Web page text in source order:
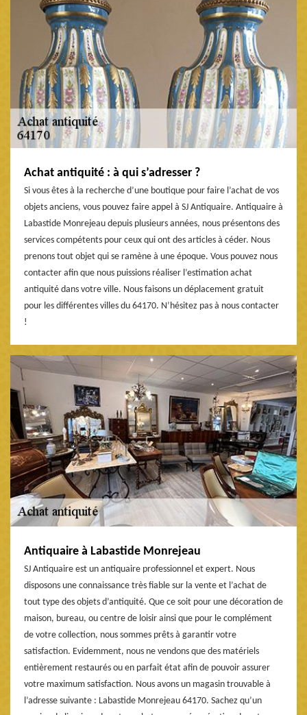
Achat antiquité : à qui s’adresser ?
Si vous êtes à la recherche d’une boutique pour faire l’achat de vos
objets anciens, vous pouvez faire appel à SJ Antiquaire. Antiquaire à
Labastide Monrejeau depuis plusieurs années, nous présentons des
services compétents pour ceux qui ont des articles à céder. Nous
prenons tout objet qui se ramène à une époque. Vous pouvez nous
contacter afin que nous puissions réaliser l’estimation achat
antiquité dans votre ville. Nous faisons un déplacement gratuit
pour les différentes villes du 64170. N’hésitez pas à nous contacter
!
Antiquaire à Labastide Monrejeau
SJ Antiquaire est un antiquaire professionnel et expert. Nous
disposons une connaissance très fiable sur la vente et l’achat de
tout type des objets d’antiquité. Que ce soit pour une décoration de
maison, bureau, ou centre de loisir ainsi que pour le complément
de votre collection, nous sommes prêts à garantir votre
satisfaction. Evidemment, nous ne vendons que des matériels
entièrement restaurés ou en parfait état afin de pouvoir assurer
votre maximum satisfaction. Nous avons un magasin trouvable à
l’adresse suivante : Labastide Monrejeau 64170. Sachez qu’un